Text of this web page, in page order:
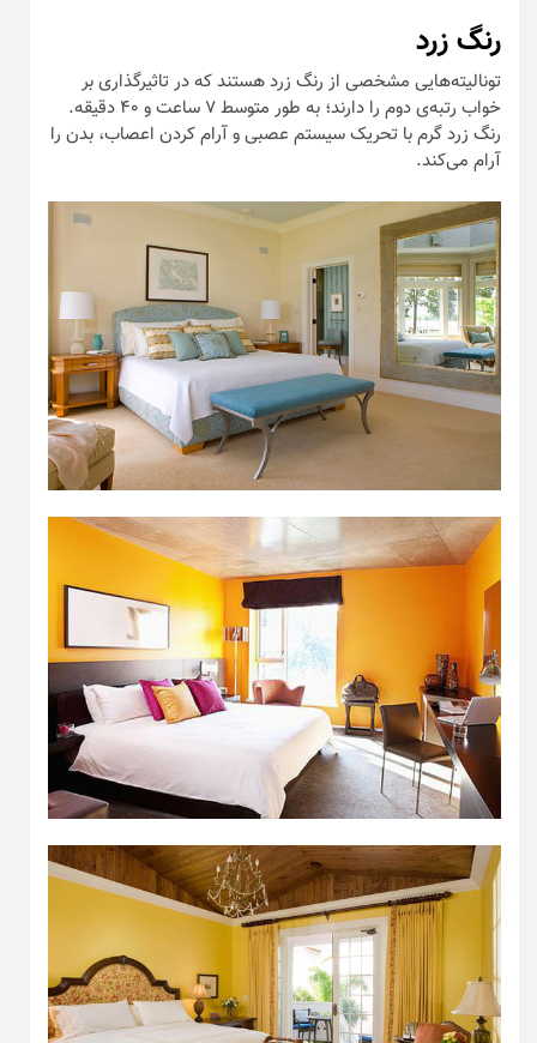
رنگ زرد
تونالیته‌هایی مشخصی از رنگ زرد هستند که در تاثیرگذاری بر
خواب رتبه‌ی دوم را دارند؛ به طور متوسط ۷ ساعت و ۴۰ دقیقه.
رنگ زرد گرم با تحریک سیستم عصبی و آرام کردن اعصاب، بدن را
آرام می‌کند.